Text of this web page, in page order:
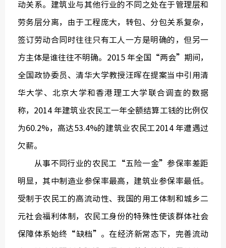
动关系。建筑业与其他行业的不同之处在于管理层和
劳务层分离，由于工程庞大，转包、分包关系复杂，
签订劳动合同时往往只有工人一方是明确的，但另一
方主体是谁往往不明确。2015 年全国“两会”期间，
全国政协委员、清华大学教授汪晖在提案当中引用清
华大学、北京大学和香港理工大学联合调查的数据
称，2014 年建筑业农民工一年全额结算工钱的比例仅
为60.2%，高达53.4%的建筑业农民工2014 年遭遇过
欠薪。
从事不同行业的农民工“五险一金”参保率差距
明显，其中制造业参保率最高，建筑业参保率最低。
受制于农民工的高流动性、我国的用工体制和城乡二
元社会福利体制，农民工身份的特殊性使该群体社会
保障体系始终“缺档”。在经济新常态下，完善流动